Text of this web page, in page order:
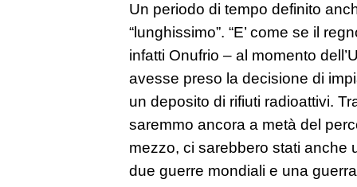
Un periodo di tempo definito
“lunghissimo”. “E’ come se il
infatti Onufrio – al momento
avesse preso la decisione di
un deposito di rifiuti radioattivi.
saremmo ancora a metà del
mezzo, ci sarebbero stati anche
due guerre mondiali e una